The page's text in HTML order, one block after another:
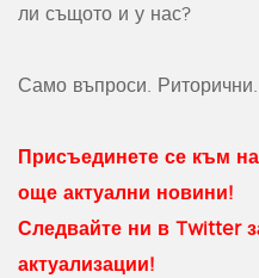
ли същото и у нас?
Само въпроси. Риторични.
Присъединете се към
още актуални новини!
Следвайте ни в Twitter
актуализации!